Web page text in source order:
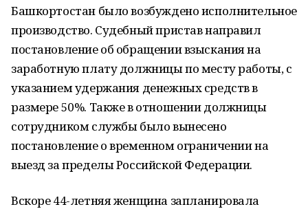
Башкортостан было возбуждено исполнительное
производство. Судебный пристав направил
постановление об обращении взыскания на
заработную плату должницы по месту работы, с
указанием удержания денежных средств в
размере 50%. Также в отношении должницы
сотрудником службы было вынесено
постановление о временном ограничении на
выезд за пределы Российской Федерации.
Вскоре 44-летняя женщина запланировала